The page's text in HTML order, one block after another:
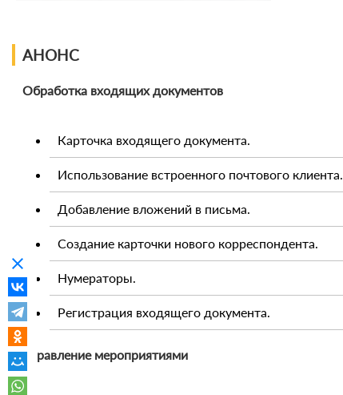
clear
АНОНС
Обработка входящих документов
Карточка входящего документа.
Использование встроенного почтового клиента.
Добавление вложений в письма.
Создание карточки нового корреспондента.
Нумераторы.
Регистрация входящего документа.
Управление мероприятиями